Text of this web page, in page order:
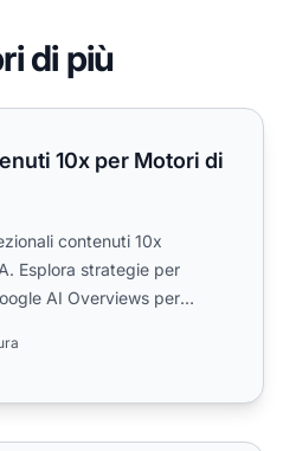
di più
per Motori di Ricerca IA e LLM
10x per Motori di
contenuti 10x
Esplora strategie per
AI Overviews per